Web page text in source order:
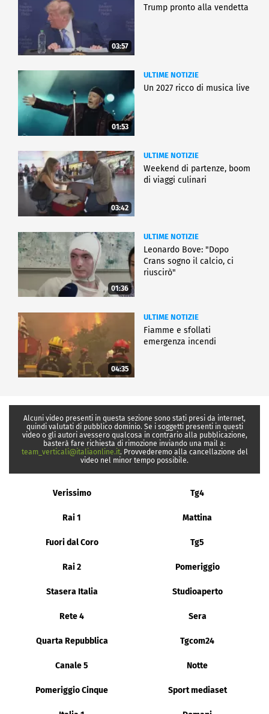
03:57
Trump pronto alla vendetta
01:53
ULTIME NOTIZIE
Un 2027 ricco di musica live
03:42
ULTIME NOTIZIE
Weekend di partenze, boom
di viaggi culinari
01:36
ULTIME NOTIZIE
Leonardo Bove: "Dopo
Crans sogno il calcio, ci
riuscirò"
04:35
ULTIME NOTIZIE
Fiamme e sfollati
emergenza incendi
Alcuni video presenti in questa sezione sono stati presi da internet,
quindi valutati di pubblico dominio. Se i soggetti presenti in questi
video o gli autori avessero qualcosa in contrario alla pubblicazione,
basterà fare richiesta di rimozione inviando una mail a:
team_verticali@italiaonline.it. Provvederemo alla cancellazione del
video nel minor tempo possibile.
Verissimo Tg4
Rai 1 Mattina
Fuori dal Coro Tg5
Rai 2 Pomeriggio
Stasera Italia Studioaperto
Rete 4 Sera
Quarta Repubblica Tgcom24
Canale 5 Notte
Pomeriggio Cinque Sport mediaset